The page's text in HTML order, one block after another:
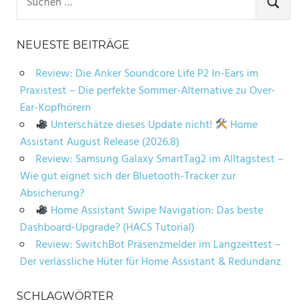
nach:
SUCHEN
NEUESTE BEITRÄGE
Review: Die Anker Soundcore Life P2 In-Ears im
Praxistest – Die perfekte Sommer-Alternative zu Over-
Ear-Kopfhörern
Unterschätze dieses Update nicht!
Home
Assistant August Release (2026.8)
Review: Samsung Galaxy SmartTag2 im Alltagstest –
Wie gut eignet sich der Bluetooth-Tracker zur
Absicherung?
Home Assistant Swipe Navigation: Das beste
Dashboard-Upgrade? (HACS Tutorial)
Review: SwitchBot Präsenzmelder im Langzeittest –
Der verlässliche Hüter für Home Assistant & Redundanz
SCHLAGWÖRTER